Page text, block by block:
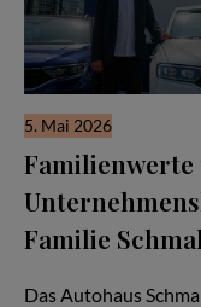
5. Mai 2026
Familienwerte
Familie
Das Autohaus